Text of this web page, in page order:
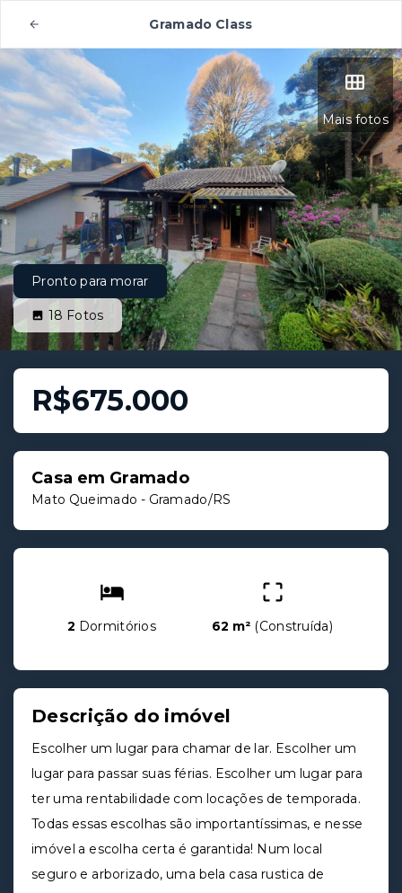
Gramado Class
Mais fotos
Pronto para morar
18 Fotos
R$675.000
Casa em Gramado
Mato Queimado - Gramado/RS
2 Dormitórios 62 m² (Construída)
Descrição do imóvel
Escolher um lugar para chamar de lar. Escolher um
lugar para passar suas férias. Escolher um lugar para
ter uma rentabilidade com locações de temporada.
Todas essas escolhas são importantíssimas, e nesse
imóvel a escolha certa é garantida! Num local
seguro e arborizado, uma bela casa rustica de